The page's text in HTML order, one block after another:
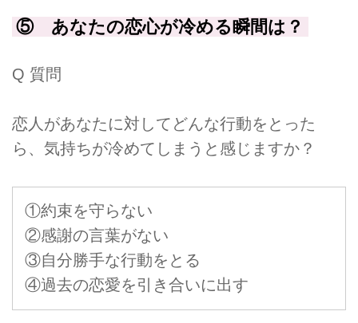
⑤ あなたの恋心が冷める瞬間は？
Q 質問
恋人があなたに対してどんな行動をとった
ら、気持ちが冷めてしまうと感じますか？
①約束を守らない
②感謝の言葉がない
③自分勝手な行動をとる
④過去の恋愛を引き合いに出す